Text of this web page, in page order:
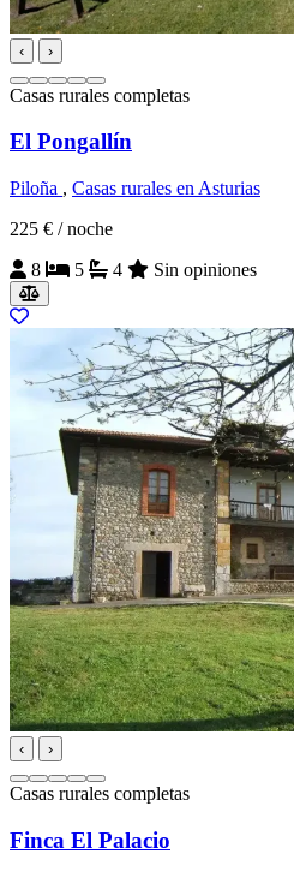
‹ ›
Casas rurales completas
El Pongallín
Piloña , Casas rurales en Asturias
225 € / noche
8
5 4 Sin opiniones
‹ ›
Casas rurales completas
Finca El Palacio